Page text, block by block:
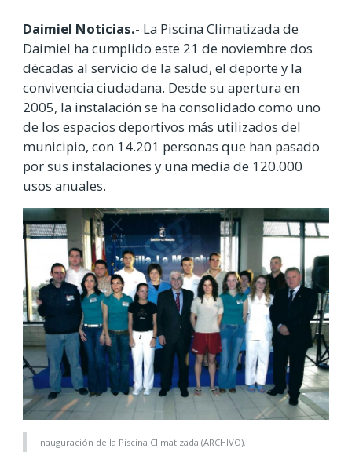
Daimiel Noticias.- La Piscina Climatizada de
Daimiel ha cumplido este 21 de noviembre dos
décadas al servicio de la salud, el deporte y la
convivencia ciudadana. Desde su apertura en
2005, la instalación se ha consolidado como uno
de los espacios deportivos más utilizados del
municipio, con 14.201 personas que han pasado
por sus instalaciones y una media de 120.000
usos anuales.
Inauguración de la Piscina Climatizada (ARCHIVO).